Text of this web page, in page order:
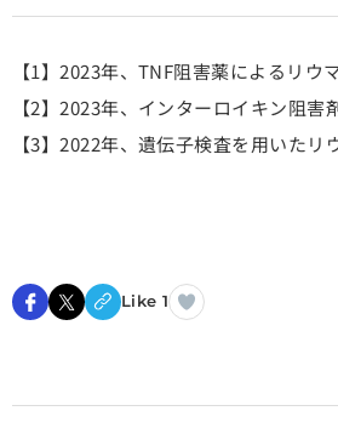
【1】2023年、TNF阻害薬によるリ
【2】2023年、インターロイキン阻
【3】2022年、遺伝子検査を用いた
Like 1